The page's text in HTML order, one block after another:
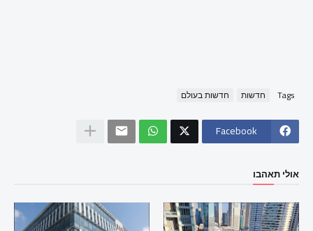
Tags חדשות חדשות בעולם
Facebook
אולי תאהבו